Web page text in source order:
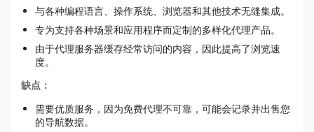
与各种编程语言、操作系统、浏览器和其他技术无缝集成。
专为支持各种场景和应用程序而定制的多样化代理产品。
由于代理服务器缓存经常访问的内容，因此提高了浏览速
度。
缺点：
需要优质服务，因为免费代理不可靠，可能会记录并出售您
的导航数据。